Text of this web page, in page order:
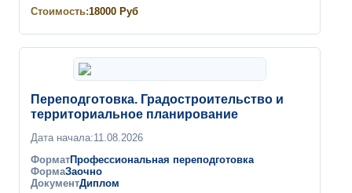
Стоимость:18000 Руб
Переподготовка. Градостроительство и
территориальное планирование
Дата начала:11.08.2026
ФорматПрофессиональная переподготовка
ФормаЗаочно
ДокументДиплом